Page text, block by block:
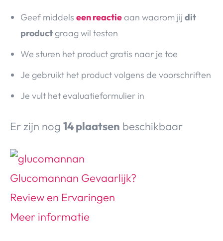
Geef middels een reactieaan waarom jij dit
productgraag wil testen
We sturen het product gratis naar je toe
Je gebruikt het product volgens de voorschriften
Je vult het evaluatieformulier in
Er zijn nog 14 plaatsen beschikbaar